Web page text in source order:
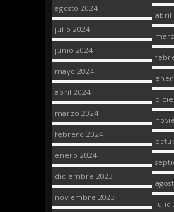
agosto 2024
julio 2024
junio 2024
mayo 2024
abril 2024
marzo 2024
febrero 2024
enero 2024
diciembre 2023
noviembre 2023
abril
julio